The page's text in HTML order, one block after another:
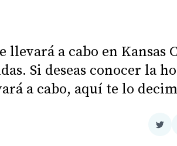
llevará a cabo en Kansas
Si deseas conocer la
a cabo, aquí te lo